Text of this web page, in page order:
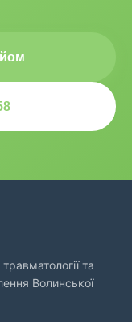
та
Волинської